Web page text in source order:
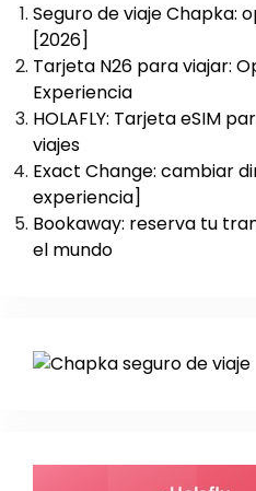
Seguro de viaje Chapka:
[2026]
Tarjeta N26 para viajar:
Experiencia
HOLAFLY: Tarjeta eSIM
viajes
Exact Change: cambiar
experiencia]
Bookaway: reserva tu
el mundo